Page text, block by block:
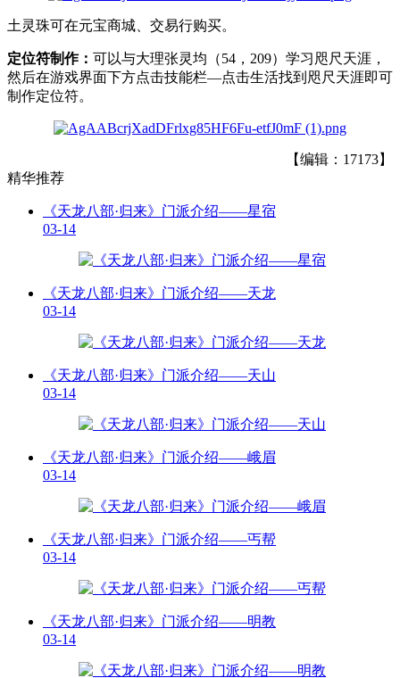
土灵珠可在元宝商城、交易行购买。
定位符制作： 可以与大理张灵均（54，209）学习咫尺天涯，
然后在游戏界面下方点击技能栏—点击生活找到咫尺天涯即可
制作定位符。
【编辑：17173】
精华推荐
《天龙八部·归来》门派介绍——星宿
03-14
《天龙八部·归来》门派介绍——天龙
03-14
《天龙八部·归来》门派介绍——天山
03-14
《天龙八部·归来》门派介绍——峨眉
03-14
《天龙八部·归来》门派介绍——丐帮
03-14
《天龙八部·归来》门派介绍——明教
03-14